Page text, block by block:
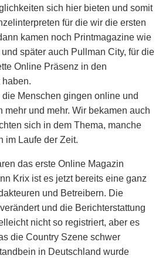
sich hier bieten und somit
für die wir die ersten
kamen noch Printmagazine wie
später auch Pullman City, für die
Online Präsenz in den
Menschen gingen online und
mehr und mehr. Wir bekamen auch
sich in dem Thema, manche
im Laufe der Zeit.
das erste Online Magazin
Krix ist es jetzt bereits eine ganz
und Betreibern. Die
und die Berichterstattung
nicht so registriert, aber es
die Country Szene schwer
in Deutschland wurde